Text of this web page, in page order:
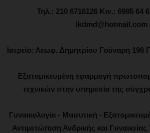
Τηλ.: 210 6716126 Κιν.: 6985 64
ikdmd@hotmail.com
Ιατρείο: Λεωφ. Δημητρίου Γούναρη 196
Εξατομικευμένη εφαρμογή
τεχνικών στην υπηρεσία της
Γυναικολογία - Μαιευτική -
Αντιμετώπιση Ανδρικής και